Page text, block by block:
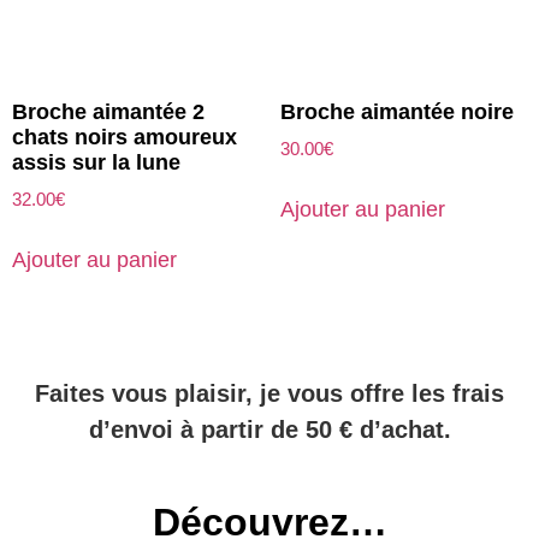
Broche aimantée 2
chats noirs amoureux
assis sur la lune
32.00€
Ajouter au panier
Broche aimantée noire
30.00€
Ajouter au panier
Faites vous plaisir, je vous offre les frais
d’envoi à partir de 50 € d’achat.
Découvrez…